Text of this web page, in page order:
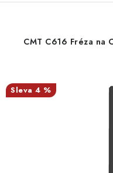
CMT C616 Fréza na
4 %